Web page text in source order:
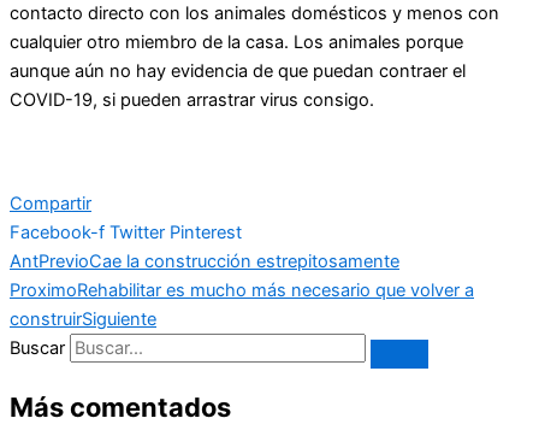
contacto directo con los animales domésticos y menos con
cualquier otro miembro de la casa. Los animales porque
aunque aún no hay evidencia de que puedan contraer el
COVID-19, si pueden arrastrar virus consigo.
Compartir
Facebook-f Twitter Pinterest
AntPrevioCae la construcción estrepitosamente
ProximoRehabilitar es mucho más necesario que volver a
construirSiguiente
Buscar
Más comentados